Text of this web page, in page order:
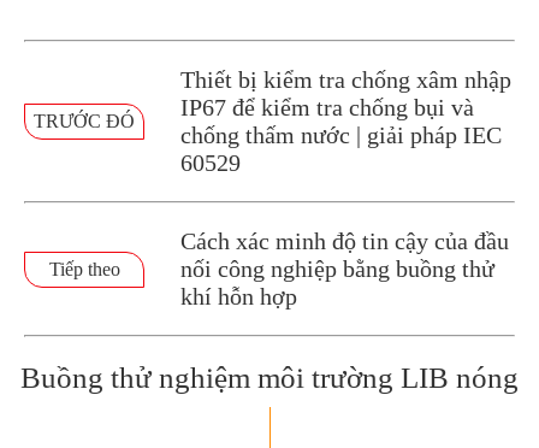
TRƯỚC ĐÓ
Thiết bị kiểm tra chống xâm nhập
IP67 để kiểm tra chống bụi và
chống thấm nước | giải pháp IEC
60529
Tiếp theo
Cách xác minh độ tin cậy của đầu
nối công nghiệp bằng buồng thử
khí hỗn hợp
Buồng thử nghiệm môi trường LIB nóng